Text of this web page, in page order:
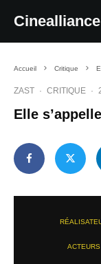
Accueil Critique
ZAST · CRITIQUE ·
Elle
ACTEURS